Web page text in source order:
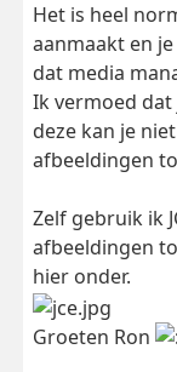
Het is heel
aanmaakt en
dat media
Ik vermoed
deze kan je
afbeeldingen
Zelf gebruik ik
afbeeldingen
hier onder.
Groeten Ron